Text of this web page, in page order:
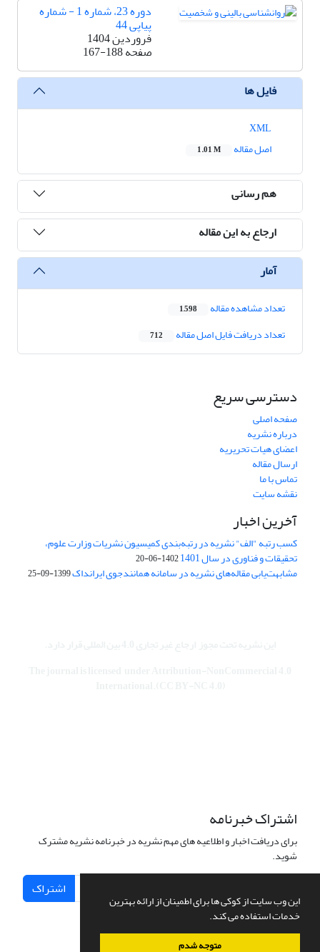
این وب سایت از کوکی ها برای اطمینان از ارائه بهترین
خدمات استفاده می کند.
متوجه شدم
دوره 23، شماره 1 - شماره
پیاپی 44
فروردین 1404
صفحه167-188
فایل ها
اصل مقاله
1.01 M
هم رسانی
ارجاع به این مقاله
آمار
تعداد مشاهده مقاله 1,598
تعداد دریافت فایل اصل مقاله 712
دسترسی سریع
صفحه اصلی
درباره نشریه
اعضای هیات تحریریه
ارسال مقاله
تماس با ما
نقشه سایت
آخرین اخبار
کسب رتبه "الف" نشریه در رتبه‌بندی کمیسیون نشریات وزارت علوم،
تحقیقات و فناوری در سال 1401 1402-06-20
مشابهت‌یابی مقاله‌های نشریه در سامانه همانندجوی ایرانداک1399-09-25
اشتراک خبرنامه
برای دریافت اخبار و اطلاعیه های مهم نشریه در خبرنامه نشریه مشترک
شوید.
اشتراک